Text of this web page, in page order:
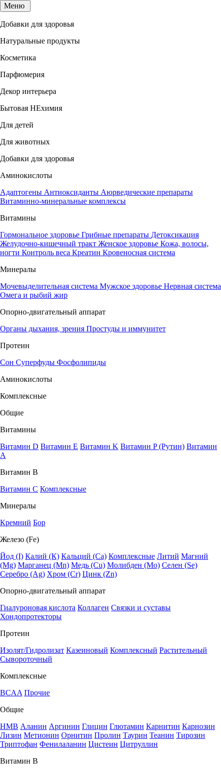
Меню
Добавки для здоровья
Натуральные продукты
Косметика
Парфюмерия
Декор интерьера
Бытовая НЕхимия
Для детей
Для животных
Добавки для здоровья
Аминокислоты
Адаптогены Антиоксиданты Аюрведические препараты
Витаминно-минеральные комплексы
Витамины
Гормональное здоровье Грибные препараты Детоксикация
Желудочно-кишечный тракт Женское здоровье Кожа, волосы,
ногти Контроль веса Креатин Кровеносная система
Минералы
Мочевыделительная система Мужское здоровье Нервная система
Омега и рыбий жир
Опорно-двигательный аппарат
Органы дыхания, зрения Простуды и иммунитет
Протеин
Сон Суперфуды Фосфолипиды
Аминокислоты
Комплексные
Общие
Витамины
Витамин D Витамин E Витамин K Витамин P (Рутин) Витамин
А
Витамин В
Витамин C Комплексные
Минералы
Кремний Бор
Железо (Fe)
Йод (I) Калий (К) Кальций (Са) Комплексные Литий Магний
(Mg) Марганец (Mn) Медь (Сu) Молибден (Мо) Селен (Se)
Серебро (Ag) Хром (Cr) Цинк (Zn)
Опорно-двигательный аппарат
Гиалуроновая кислота Коллаген Связки и суставы
Хондопротекторы
Протеин
Изолят/Гидролизат Казеиновый Комплексный Растительный
Сывороточный
Комплексные
BCAA Прочие
Общие
HMB Аланин Аргинин Глицин Глютамин Карнитин Карнозин
Лизин Метионин Орнитин Пролин Таурин Теанин Тирозин
Триптофан Фенилаланин Цистеин Цитруллин
Витамин В